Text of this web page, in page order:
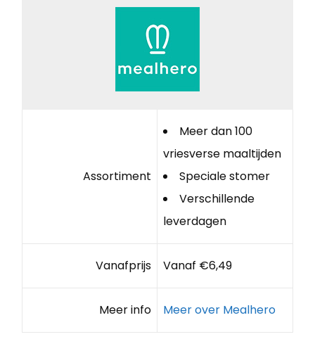
Assortiment
Meer dan 100
vriesverse maaltijden
Speciale stomer
Verschillende
leverdagen
Vanafprijs Vanaf €6,49
Meer info Meer over Mealhero